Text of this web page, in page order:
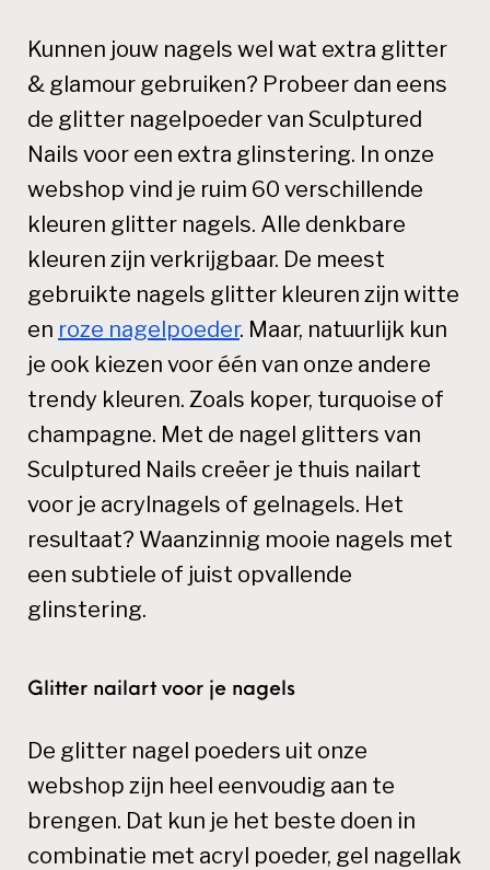
Kunnen jouw nagels wel wat extra glitter
& glamour gebruiken? Probeer dan eens
de glitter nagelpoeder van Sculptured
Nails voor een extra glinstering. In onze
webshop vind je ruim 60 verschillende
kleuren glitter nagels. Alle denkbare
kleuren zijn verkrijgbaar. De meest
gebruikte nagels glitter kleuren zijn witte
en roze nagelpoeder. Maar, natuurlijk kun
je ook kiezen voor één van onze andere
trendy kleuren. Zoals koper, turquoise of
champagne. Met de nagel glitters van
Sculptured Nails creëer je thuis nailart
voor je acrylnagels of gelnagels. Het
resultaat? Waanzinnig mooie nagels met
een subtiele of juist opvallende
glinstering.
Glitter nailart voor je nagels
De glitter nagel poeders uit onze
webshop zijn heel eenvoudig aan te
brengen. Dat kun je het beste doen in
combinatie met acryl poeder, gel nagellak